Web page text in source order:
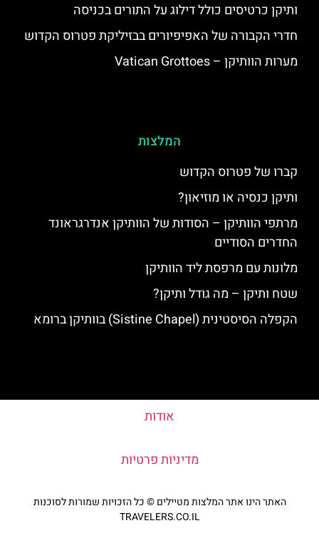
ותיקן כרטיסים כולל דילוג על התורים בכניסה
חדרי הקבורה של האפיפיורים בבזיליקת פטרוס הקדוש
מערות הוותיקן – Vatican Grottoes
המלצות
קברו של פטרוס הקדוש
ותיקן כנסיה או מוזיאון?
מרתפי הוותיקן – הסודות של הוותיקן אנדרגראונד
החדרים הסודיים
מלונות עם מרפסת ליד הוותיקן
שטח ותיקן – מה גודל ותיקן?
הקפלה הסיסטינית (Sistine Chapel) בוותיקן ברומא
אודות
מדיניות פרטיות
האתר הינו אתר המלצות מטיילים © כל הזכויות שמורות לסוכנות
TRAVELERS.CO.IL